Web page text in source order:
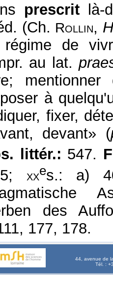
prescrit là-
(Ch. Rollin,
régime de
au lat.
à
fixer,
devant» (
littér.: 547.
xxes.: a)
des
177, 178.
44, avenue de
Tél. :